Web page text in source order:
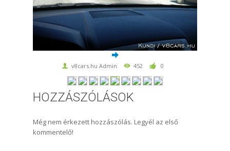
v8cars.hu Admin 452 0
HOZZÁSZÓLÁSOK
Még nem érkezett hozzászólás. Legyél az első
kommentelő!